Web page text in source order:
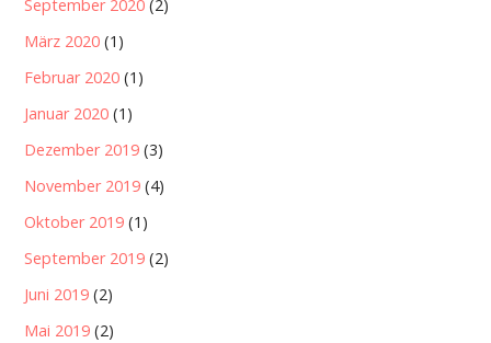
September 2020 (2)
März 2020 (1)
Februar 2020 (1)
Januar 2020 (1)
Dezember 2019 (3)
November 2019 (4)
Oktober 2019 (1)
September 2019 (2)
Juni 2019 (2)
Mai 2019 (2)